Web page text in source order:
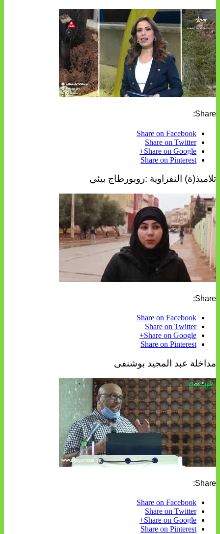
Share:
Share on Facebook
Share on Twitter
Share on Google+
Share on Pinterest
تلاميذ(ة) النفزاوية :روبورطاج بيئي
Share:
Share on Facebook
Share on Twitter
Share on Google+
Share on Pinterest
مداخلة عبد المجيد بوشنفى
Share:
Share on Facebook
Share on Twitter
Share on Google+
Share on Pinterest